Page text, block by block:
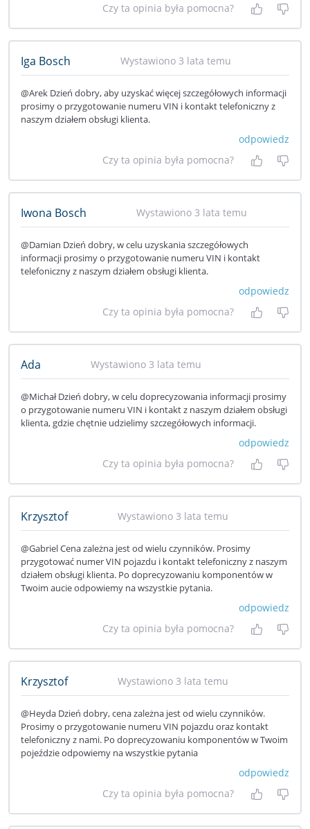
Czy ta opinia była pomocna?
Tak, była
Nie
Iga Bosch Wystawiono 3 lata temu
@Arek Dzień dobry, aby uzyskać więcej szczegółowych informacji
prosimy o przygotowanie numeru VIN i kontakt telefoniczny z
naszym działem obsługi klienta.
odpowiedz
Czy ta opinia była pomocna?
Tak, była
Nie
Iwona Bosch Wystawiono 3 lata temu
@Damian Dzień dobry, w celu uzyskania szczegółowych
informacji prosimy o przygotowanie numeru VIN i kontakt
telefoniczny z naszym działem obsługi klienta.
odpowiedz
Czy ta opinia była pomocna?
Tak, była
Nie
Ada Wystawiono 3 lata temu
@Michał Dzień dobry, w celu doprecyzowania informacji prosimy
o przygotowanie numeru VIN i kontakt z naszym działem obsługi
klienta, gdzie chętnie udzielimy szczegółowych informacji.
odpowiedz
Czy ta opinia była pomocna?
Tak, była
Nie
Krzysztof Wystawiono 3 lata temu
@Gabriel Cena zależna jest od wielu czynników. Prosimy
przygotować numer VIN pojazdu i kontakt telefoniczny z naszym
działem obsługi klienta. Po doprecyzowaniu komponentów w
Twoim aucie odpowiemy na wszystkie pytania.
odpowiedz
Czy ta opinia była pomocna?
Tak, była
Nie
Krzysztof Wystawiono 3 lata temu
@Heyda Dzień dobry, cena zależna jest od wielu czynników.
Prosimy o przygotowanie numeru VIN pojazdu oraz kontakt
telefoniczny z nami. Po doprecyzowaniu komponentów w Twoim
pojeździe odpowiemy na wszystkie pytania
odpowiedz
Czy ta opinia była pomocna?
Tak, była
Nie